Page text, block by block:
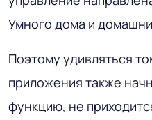
Умного дома и
Поэтому удивляться
приложения также
функцию, не